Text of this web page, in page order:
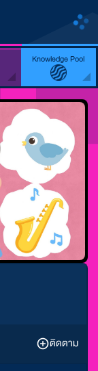
Knowledge Pool
ติดตาม